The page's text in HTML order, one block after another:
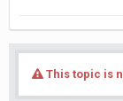
This topic is